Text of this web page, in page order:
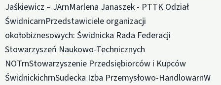
Jaśkiewicz – JArnMarlena Janaszek - PTTK Odział
ŚwidnicarnPrzedstawiciele organizacji
okołobiznesowych: Świdnicka Rada Federacji
Stowarzyszeń Naukowo-Technicznych
NOTrnStowarzyszenie Przedsiębiorców i Kupców
ŚwidnickichrnSudecka Izba Przemysłowo-HandlowarnW